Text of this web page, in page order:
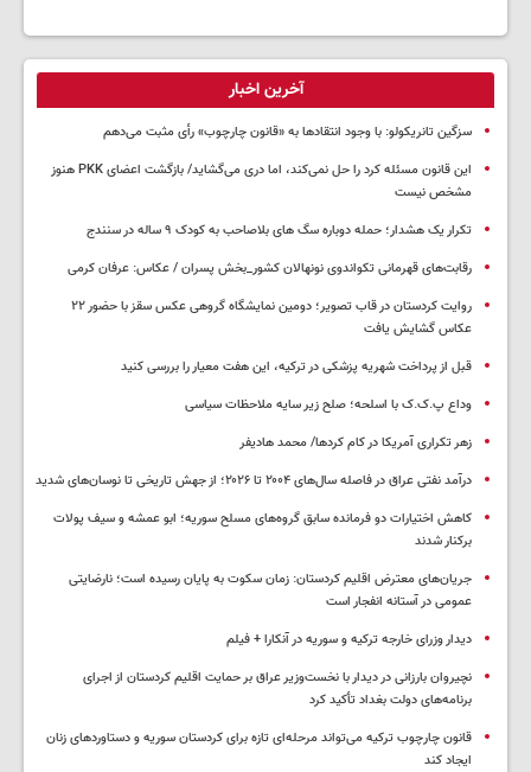
آخرین اخبار
سزگین تانریکولو: با وجود انتقادها به «قانون چارچوب» رأی مثبت می‌دهم
این قانون مسئله کرد را حل نمی‌کند، اما دری می‌گشاید/ بازگشت اعضای PKK هنوز
مشخص نیست
تکرار یک هشدار؛ حمله دوباره سگ های بلاصاحب به کودک ۹ ساله در سنندج
رقابت‌های قهرمانی تکواندوی نونهالان کشور_بخش پسران / عکاس: عرفان کرمی
روایت کردستان در قاب تصویر؛ دومین نمایشگاه گروهی عکس سقز با حضور ۲۲
عکاس گشایش یافت
قبل از پرداخت شهریه پزشکی در ترکیه، این هفت معیار را بررسی کنید
وداع پ.ک.ک با اسلحه؛ صلح زیر سایه ملاحظات سیاسی
زهر تکراری آمریکا در کام کردها/ محمد هادیفر
درآمد نفتی عراق در فاصله سال‌های ۲۰۰۴ تا ۲۰۲۶؛ از جهش تاریخی تا نوسان‌های شدید
کاهش اختیارات دو فرمانده سابق گروه‌های مسلح سوریه؛ ابو عمشه و سیف پولات
برکنار شدند
جریان‌های معترض اقلیم کردستان: زمان سکوت به پایان رسیده است؛ نارضایتی
عمومی در آستانه انفجار است
دیدار وزرای خارجه ترکیه و سوریه در آنکارا + فیلم
نچیروان بارزانی در دیدار با نخست‌وزیر عراق بر حمایت اقلیم کردستان از اجرای
برنامه‌های دولت بغداد تأکید کرد
قانون چارچوب ترکیه می‌تواند مرحله‌ای تازه برای کردستان سوریه و دستاوردهای زنان
ایجاد کند